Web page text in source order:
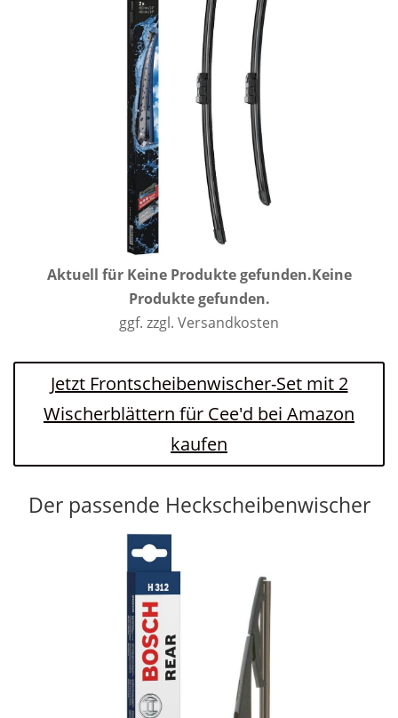
Aktuell für Keine Produkte gefunden.Keine
Produkte gefunden.
ggf. zzgl. Versandkosten
Jetzt Frontscheibenwischer-Set mit 2
Wischerblättern für Cee'd bei Amazon
kaufen
Der passende Heckscheibenwischer